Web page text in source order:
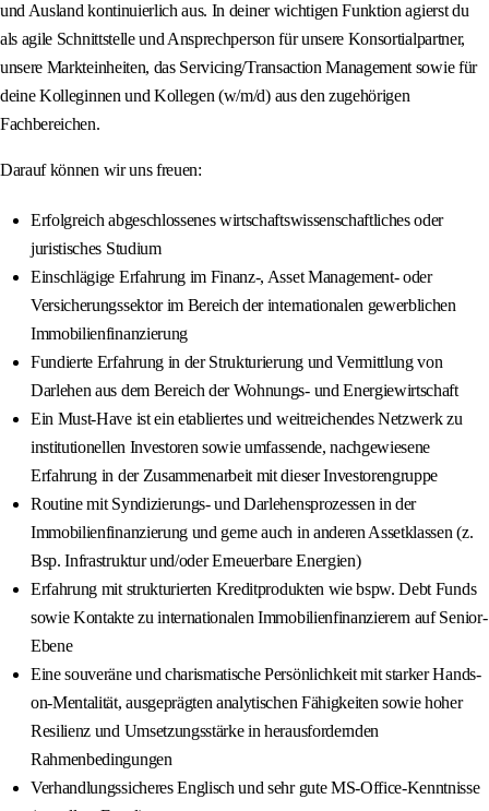
und Ausland kontinuierlich aus. In deiner wichtigen Funktion agierst du
als agile Schnittstelle und Ansprechperson für unsere Konsortialpartner,
unsere Markteinheiten, das Servicing/Transaction Management sowie für
deine Kolleginnen und Kollegen (w/m/d) aus den zugehörigen
Fachbereichen.
Darauf können wir uns freuen:
Erfolgreich abgeschlossenes wirtschaftswissenschaftliches oder
juristisches Studium
Einschlägige Erfahrung im Finanz-, Asset Management- oder
Versicherungssektor im Bereich der internationalen gewerblichen
Immobilienfinanzierung
Fundierte Erfahrung in der Strukturierung und Vermittlung von
Darlehen aus dem Bereich der Wohnungs- und Energiewirtschaft
Ein Must-Have ist ein etabliertes und weitreichendes Netzwerk zu
institutionellen Investoren sowie umfassende, nachgewiesene
Erfahrung in der Zusammenarbeit mit dieser Investorengruppe
Routine mit Syndizierungs- und Darlehensprozessen in der
Immobilienfinanzierung und gerne auch in anderen Assetklassen (z.
Bsp. Infrastruktur und/oder Erneuerbare Energien)
Erfahrung mit strukturierten Kreditprodukten wie bspw. Debt Funds
sowie Kontakte zu internationalen Immobilienfinanzierern auf Senior-
Ebene
Eine souveräne und charismatische Persönlichkeit mit starker Hands-
on-Mentalität, ausgeprägten analytischen Fähigkeiten sowie hoher
Resilienz und Umsetzungsstärke in herausfordernden
Rahmenbedingungen
Verhandlungssicheres Englisch und sehr gute MS-Office-Kenntnisse